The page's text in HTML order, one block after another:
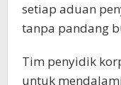
setiap aduan
tanpa pandang
Tim penyidik
untuk